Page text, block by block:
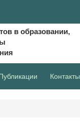
в образовании,
Контакты